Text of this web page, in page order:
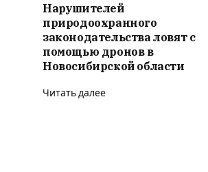
Нарушителей
природоохранного
законодательства ловят с
помощью дронов в
Новосибирской области
Читать далее